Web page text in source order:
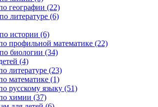
географии (22)
литературе (6)
истории (6)
профильной математике (22)
биологии (34)
(4)
литературе (23)
математике (1)
русскому языку (51)
химии (37)